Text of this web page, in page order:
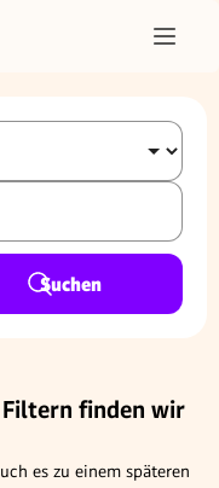
Suchen
finden wir
es zu einem späteren